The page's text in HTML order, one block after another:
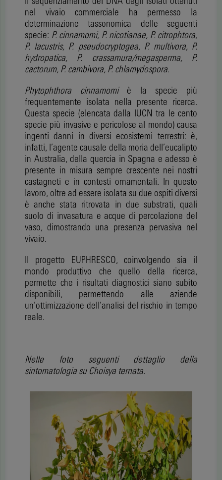
nel vivaio commerciale ha permesso la
determinazione tassonomica delle seguenti
specie: P. cinnamomi, P. nicotianae, P. citrophtora,
P. lacustris, P. pseudocryptogea, P. multivora, P.
hydropatica, P. crassamura/megasperma, P.
cactorum, P. cambivora, P. chlamydospora.
Phytophthora cinnamomiè la specie più
frequentemente isolata nella presente ricerca.
Questa specie (elencata dalla IUCN tra le cento
specie più invasive e pericolose al mondo) causa
ingenti danni in diversi ecosistemi terrestri: è,
infatti, l’agente causale della moria dell’eucalipto
in Australia, della quercia in Spagna e adesso è
presente in misura sempre crescente nei nostri
castagneti e in contesti ornamentali. In questo
lavoro, oltre ad essere isolata su due ospiti diversi
è anche stata ritrovata in due substrati, quali
suolo di invasatura e acque di percolazione del
vaso, dimostrando una presenza pervasiva nel
vivaio.
Il progetto EUPHRESCO, coinvolgendo sia il
mondo produttivo che quello della ricerca,
permette che i risultati diagnostici siano subito
disponibili, permettendo alle aziende
un’ottimizzazione dell’analisi del rischio in tempo
reale.
Nelle foto seguenti dettaglio della
sintomatologia su Choisya ternata.